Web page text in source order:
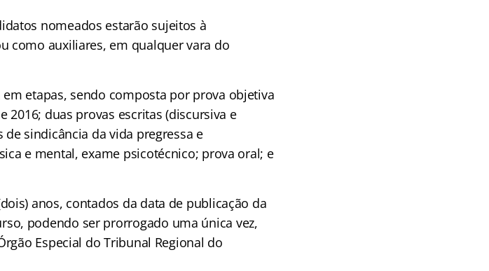
nomeados estarão sujeitos à
como auxiliares, em qualquer vara do
etapas, sendo composta por prova objetiva
2016; duas provas escritas (discursiva e
sindicância da vida pregressa e
e mental, exame psicotécnico; prova oral; e
anos, contados da data de publicação da
podendo ser prorrogado uma única vez,
Especial do Tribunal Regional do